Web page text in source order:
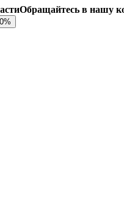
Обращайтесь в нашу